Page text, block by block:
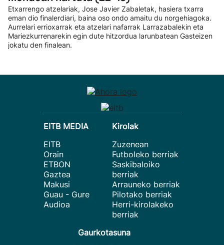
Etxarrengo atzelariak, Jose Javier Zabaletak, hasiera txarra
eman dio finalerdiari, baina oso ondo amaitu du norgehiagoka.
Aurrelari errioxarrak eta atzelari nafarrak Larrazabalekin eta
Mariezkurrenarekin egin dute hitzordua larunbatean Gasteizen
jokatu den finalean.
EITB MEDIA
EITB
Orain
ETBON
Gaztea
Makusi
Guau - Gure
Audioa
Kirolak
Zuzenean
Futboleko berriak
Saskibaloiko
berriak
Arrauneko berriak
Pilotako berriak
Herri-kirolakeko
berriak
Gaurkotasuna